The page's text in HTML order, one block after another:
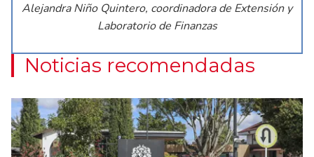
Alejandra Niño Quintero, coordinadora de Extensión y
Laboratorio de Finanzas
Noticias recomendadas